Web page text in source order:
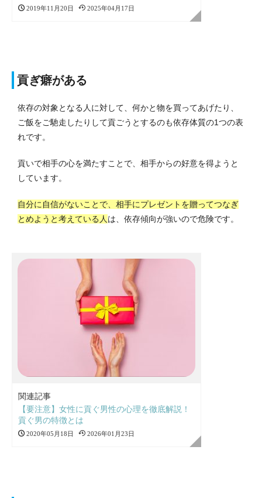
2019年11月20日 2025年04月17日
貢ぎ癖がある
依存の対象となる人に対して、何かと物を買ってあげたり、
ご飯をご馳走したりして貢ごうとするのも依存体質の1つの表
れです。
貢いで相手の心を満たすことで、相手からの好意を得ようと
しています。
自分に自信がないことで、相手にプレゼントを贈ってつなぎ
とめようと考えている人 は、依存傾向が強いので危険です。
関連記事
【要注意】女性に貢ぐ男性の心理を徹底解説！
貢ぐ男の特徴とは
2020年05月18日 2026年01月23日